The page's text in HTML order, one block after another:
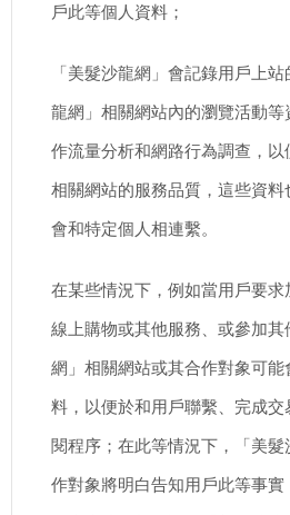
戶此等個人資料；
「美髮沙龍網」會記錄用戶上
龍網」相關網站內的瀏覽活動
作流量分析和網路行為調查，以
相關網站的服務品質，這些資
會和特定個人相連繫。
在某些情況下，例如當用戶要求
線上購物或其他服務、或參加
網」相關網站或其合作對象可
料，以便於和用戶聯繫、完成
閱程序；在此等情況下，「美
作對象將明白告知用戶此等事